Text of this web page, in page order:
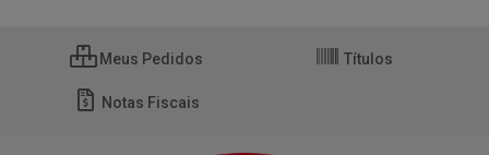
Meus Pedidos Títulos
Notas Fiscais